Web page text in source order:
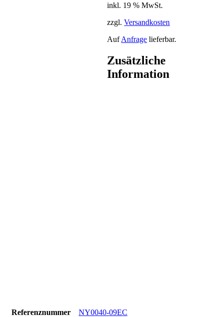
inkl. 19 % MwSt.
zzgl.Versandkosten
AufAnfrage lieferbar.
Zusätzliche
Information
Referenznummer NY0040-09EC